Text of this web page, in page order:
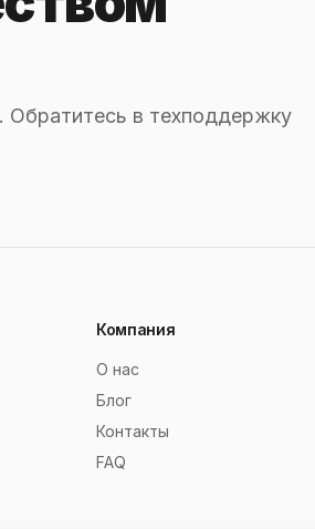
Обратитесь в техподдержку
Компания
О нас
Блог
Контакты
FAQ